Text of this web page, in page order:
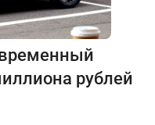
рублей